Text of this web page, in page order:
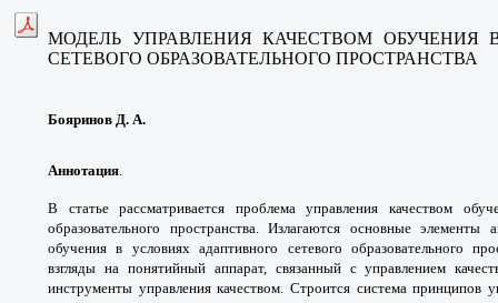
МОДЕЛЬ УПРАВЛЕНИЯ КАЧЕСТВОМ ОБУЧЕНИЯ
СЕТЕВОГО ОБРАЗОВАТЕЛЬНОГО ПРОСТРАНСТВА
Бояринов Д. А.
Аннотация.
В статье рассматривается проблемауправления качеством
образовательного пространства. Излагаются основные элементы
обучения в условиях адаптивного сетевого образовательного
взгляды на понятийный аппарат, связанный с управлением
инструменты управления качеством. Строится система принципов